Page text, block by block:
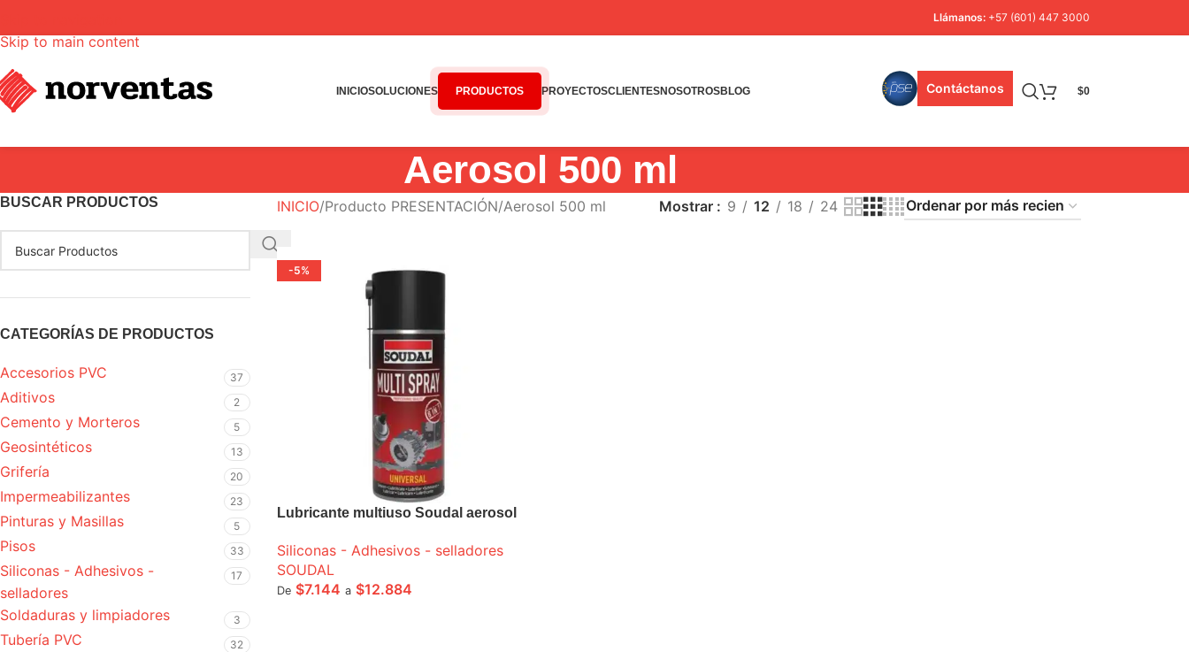
Skip to main content
Llámanos: +57 (601) 447 3000
INICIOSOLUCIONES PRODUCTOS PROYECTOSCLIENTESNOSOTROSBLOG Contáctanos $0
Aerosol 500 ml
BUSCAR PRODUCTOS
CATEGORÍAS DE PRODUCTOS
Accesorios PVC 37
Aditivos 2
Cemento y Morteros 5
Geosintéticos 13
Grifería 20
Impermeabilizantes 23
Pinturas y Masillas 5
Pisos 33
Siliconas - Adhesivos -
selladores
17
Soldaduras y limpiadores 3
Tubería PVC 32
INICIO Producto PRESENTACIÓN Aerosol 500 ml Mostrar 9 12 18 24
-5%
Lubricante multiuso Soudal aerosol
Siliconas - Adhesivos - selladores
SOUDAL
De $7.144 a $12.884